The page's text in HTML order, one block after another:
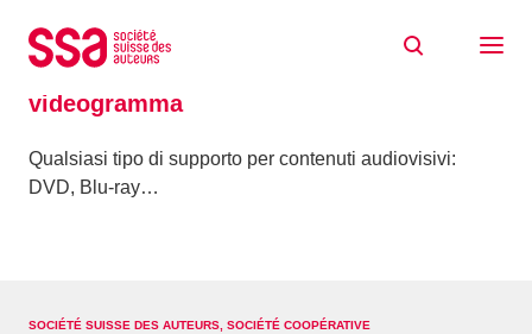
videogramma
Qualsiasi tipo di supporto per contenuti audiovisivi:
DVD, Blu-ray…
SOCIÉTÉ SUISSE DES AUTEURS, SOCIÉTÉ COOPÉRATIVE